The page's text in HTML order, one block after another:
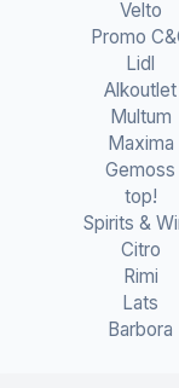
Velto
Promo
Lidl
Alkoutlet
Multum
Maxima
Gemoss
top!
Spirits &
Citro
Rimi
Lats
Barbora